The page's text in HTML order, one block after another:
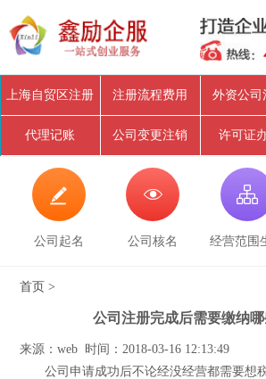
上海自贸区注册 注册流程费用 外资公司
代理记账 公司变更注销 许可证

公司起名

公司核名

经营范围
首页 >
公司注册完成后需要缴纳哪
来源：web 时间：2018-03-16 12:13:49
公司申请成功后不论经没经营都需要想税